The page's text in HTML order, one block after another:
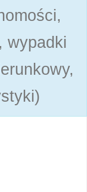
wypadki